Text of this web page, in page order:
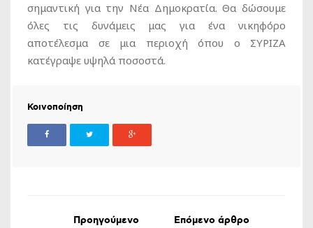
σημαντική για την Νέα Δημοκρατία. Θα δώσουμε
όλες τις δυνάμεις μας για ένα νικηφόρο
αποτέλεσμα σε μια περιοχή όπου ο ΣΥΡΙΖΑ
κατέγραψε υψηλά ποσοστά.
Κοινοποίηση
Προηγούμενο
Επόμενο άρθρο